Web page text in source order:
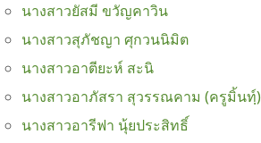
นางสาวยัสมี ขวัญคาวิน
นางสาวสุภัชญา ศุกวนนิมิต
นางสาวอาตียะห์ สะนิ
นางสาวอาภัสรา สุวรรณคาม (ครูมิ้นทฺ์)
นางสาวอารีฟา นุ้ยประสิทธิ์